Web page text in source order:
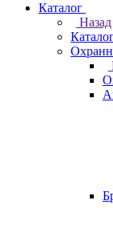
Каталог
Назад